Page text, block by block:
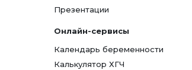
Презентации
Онлайн-сервисы
Календарь беременности
Калькулятор ХГЧ